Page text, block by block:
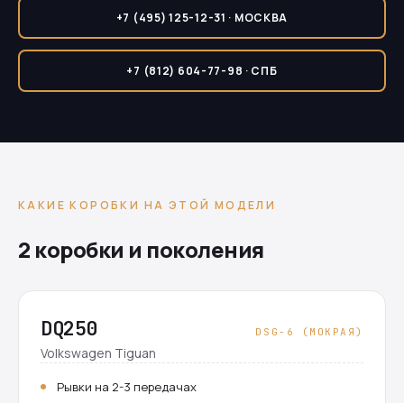
+7 (495) 125-12-31 · МОСКВА
+7 (812) 604-77-98 · СПБ
КАКИЕ КОРОБКИ НА ЭТОЙ МОДЕЛИ
2 коробки и поколения
DQ250 DSG-6 (МОКРАЯ)
Volkswagen Tiguan
Рывки на 2-3 передачах